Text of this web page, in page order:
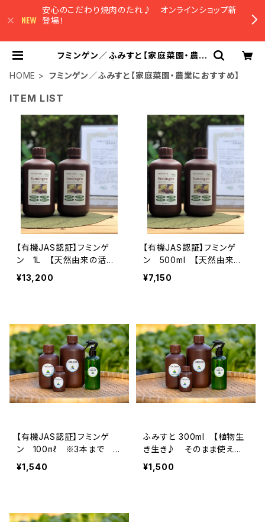
安心のこだわり焼肉のたれ♪ オンラインショップ新
登場！
フミンゲン／ふみすと【家庭菜園・農業
き オンラインショップ
HOME フミンゲン／ふみすと【家庭菜園・農業におすすめ】
ITEM LIST
【有機JAS認証】フミンゲ
ン 1L 【天然由来の活性
剤 fumingen】
¥13,200
【有機JAS認証】フミンゲ
ン 500ml 【天然由来の
活性剤 fumingen】
¥7,150
【有機JAS認証】フミンゲ
ン 100㎖ ※3本まで
※レターパック発送 【天然
由来の活性剤 fumingen】
¥1,540
ふみすと 300ml 【植物生
き生き♪ そのまま使えて
便利・天然由来の活性剤 f
umist】
¥1,500